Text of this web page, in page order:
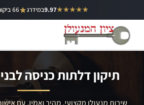
לתוכן
★★★★★
9.97במידרג 66 ביקורות בגוגל באר יעקב
ראשון לציון
לוד
רמלה
תיקון דלתות כניסה